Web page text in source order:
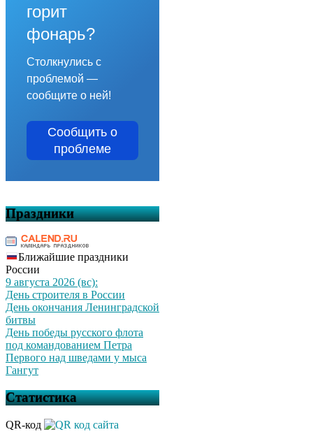
горит
фонарь?
Столкнулись с
проблемой —
сообщите о ней!
Сообщить о
проблеме
Праздники
Ближайшие праздники
России
9 августа 2026 (вс):
День строителя в России
День окончания Ленинградской
битвы
День победы русского флота
под командованием Петра
Первого над шведами у мыса
Гангут
Статистика
QR-код